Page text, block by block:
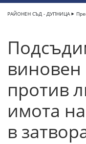
РАЙОНЕН СЪД - ДУПНИЦА
виновен
против
имота
в